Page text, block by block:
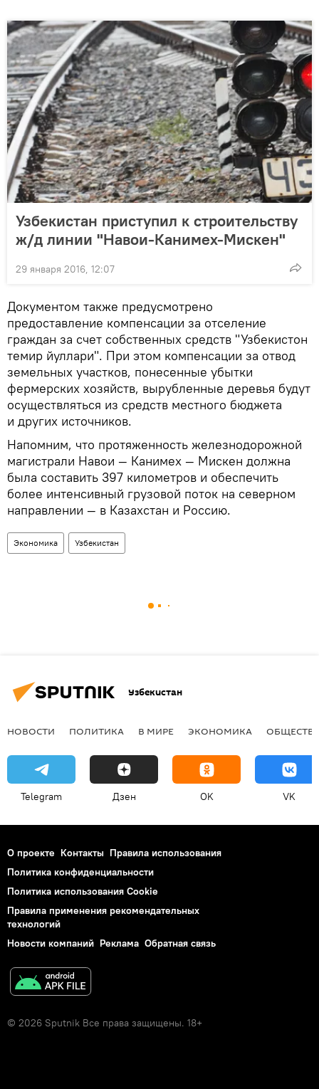
Узбекистан приступил к строительству
ж/д линии "Навои-Канимех-Мискен"
29 января 2016, 12:07
Документом также предусмотрено
предоставление компенсации за отселение
граждан за счет собственных средств "Узбекистон
темир йуллари". При этом компенсации за отвод
земельных участков, понесенные убытки
фермерских хозяйств, вырубленные деревья будут
осуществляться из средств местного бюджета
и других источников.
Напомним, что протяженность железнодорожной
магистрали Навои — Канимех — Мискен должна
была составить 397 километров и обеспечить
более интенсивный грузовой поток на северном
направлении — в Казахстан и Россию.
Экономика Узбекистан
Узбекистан
НОВОСТИ ПОЛИТИКА В МИРЕ ЭКОНОМИКА
Telegram Дзен OK VK
О проекте Контакты Правила использования
Политика конфиденциальности
Политика использования Cookie
Правила применения рекомендательных
технологий
Новости компаний Реклама Обратная связь
© 2026 Sputnik Все права защищены. 18+